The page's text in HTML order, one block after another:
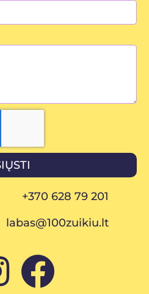
+370 628 79 201
labas@100zuikiu.lt